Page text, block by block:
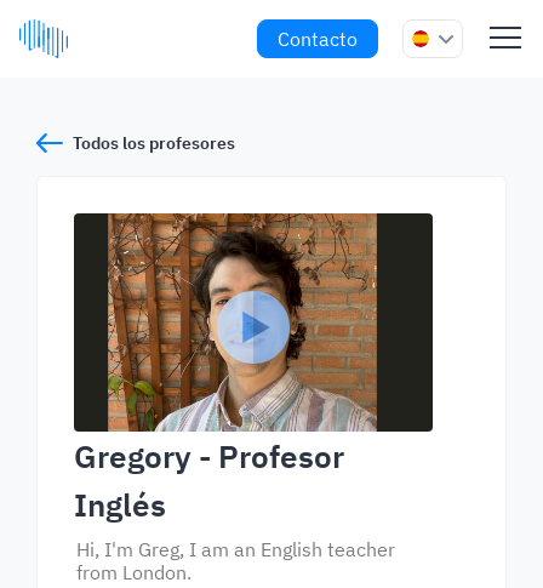
Contacto
Todos los profesores
Gregory - Profesor
Inglés
Hi, I'm Greg, I am an English teacher
from London.